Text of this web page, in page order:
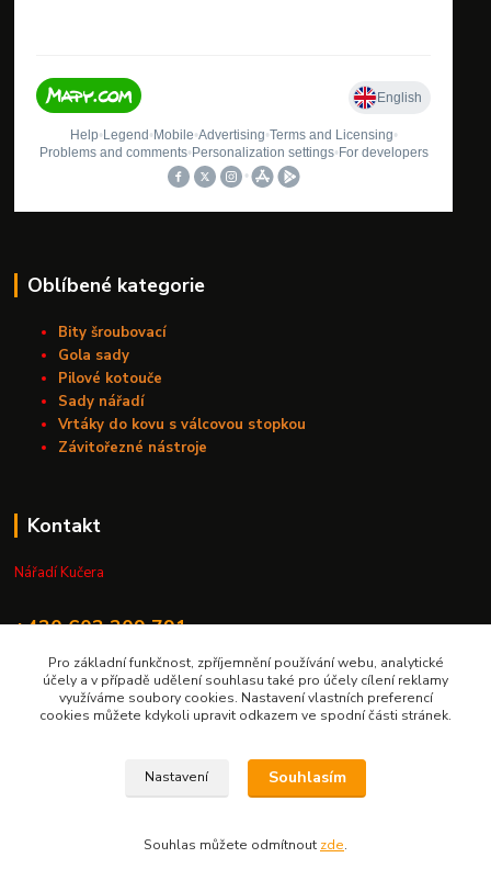
Oblíbené kategorie
Bity šroubovací
Gola sady
Pilové kotouče
Sady nářadí
Vrtáky do kovu s válcovou stopkou
Závitořezné nástroje
Kontakt
Nářadí Kučera
+420 603 209 791
info@naradikucera.cz
Upravit sběr cookies.
Pro základní funkčnost, zpříjemnění používání webu, analytické
účely a v případě udělení souhlasu také pro účely cílení reklamy
využíváme soubory cookies. Nastavení vlastních preferencí
cookies můžete kdykoli upravit odkazem ve spodní části stránek.
Nastavení Souhlasím
Souhlas můžete odmítnout zde.